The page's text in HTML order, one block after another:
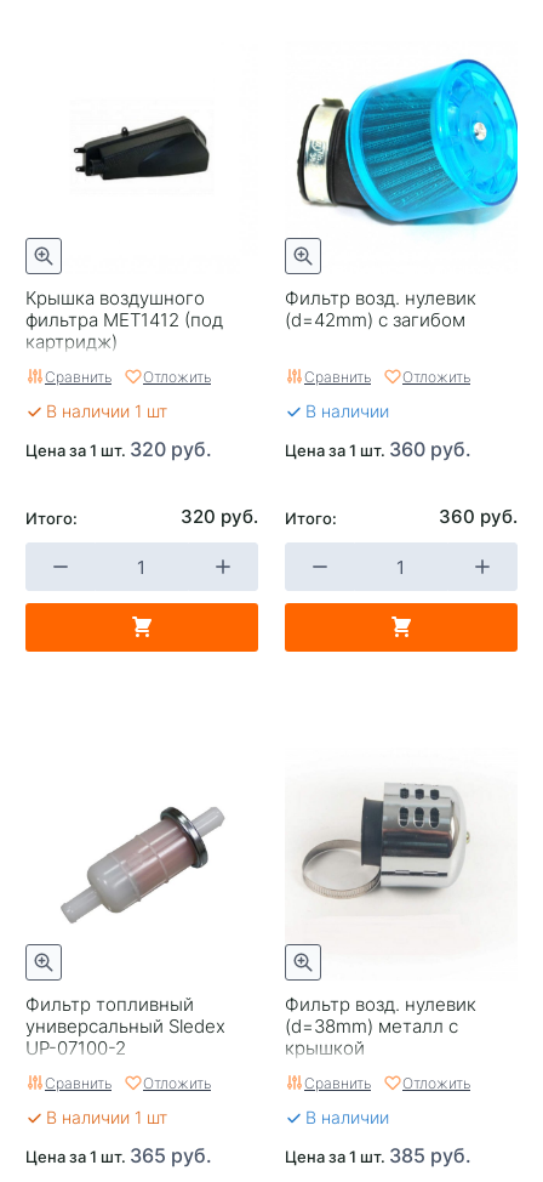
Крышка воздушного
фильтра MET1412 (под
картридж)
Сравнить Отложить
В наличии 1 шт
Цена за 1 шт. 320 руб.
Итого: 320 руб.
Фильтр возд. нулевик
(d=42mm) с загибом
Сравнить Отложить
В наличии
Цена за 1 шт. 360 руб.
Итого: 360 руб.
Фильтр топливный
универсальный Sledex
UP-07100-2
Сравнить Отложить
В наличии 1 шт
Цена за 1 шт. 365 руб.
Фильтр возд. нулевик
(d=38mm) металл с
крышкой
Сравнить Отложить
В наличии
Цена за 1 шт. 385 руб.